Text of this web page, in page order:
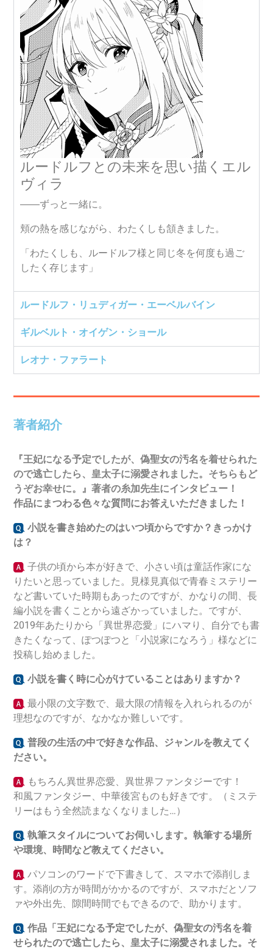
ルードルフとの未来を思い描くエル
ヴィラ
――ずっと一緒に。
頬の熱を感じながら、わたくしも頷きました。
「わたくしも、ルードルフ様と同じ冬を何度も過ご
したく存じます」
ルードルフ・リュディガー・エーベルバイン
ギルベルト・オイゲン・ショール
レオナ・ファラート
著者紹介
『王妃になる予定でしたが、偽聖女の汚名を着せられた
ので逃亡したら、皇太子に溺愛されました。そちらもど
うぞお幸せに。
』著者の糸加先生にインタビュー！
作品にまつわる色々な質問にお答えいただきました！
小説を書き始めたのはいつ頃からですか？きっかけ
は？
子供の頃から本が好きで、小さい頃は童話作家にな
りたいと思っていました。見様見真似で青春ミステリー
など書いていた時期もあったのですが、かなりの間、長
編小説を書くことから遠ざかっていました。ですが、
2019年あたりから「異世界恋愛」にハマり、自分でも書
きたくなって、ぽつぽつと「小説家になろう」様などに
投稿し始めました。
小説を書く時に心がけていることはありますか？
最小限の文字数で、最大限の情報を入れられるのが
理想なのですが、なかなか難しいです。
普段の生活の中で好きな作品、ジャンルを教えてく
ださい。
もちろん異世界恋愛、異世界ファンタジーです！
和風ファンタジー、中華後宮ものも好きです。（ミステ
リーはもう全然読まなくなりました…）
執筆スタイルについてお伺いします。執筆する場所
や環境、時間など教えてください。
パソコンのワードで下書きして、スマホで添削しま
す。添削の方が時間がかかるのですが、スマホだとソフ
ァや外出先、隙間時間でもできるので、助かります。
作品「王妃になる予定でしたが、偽聖女の汚名を着
せられたので逃亡したら、皇太子に溺愛されました。そ